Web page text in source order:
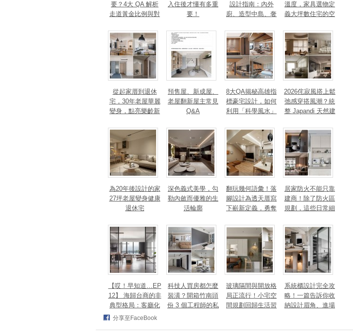
要？4大 QA 解析
走道黃金比例與對
入住後才懂有多重
要！
設計指南：內外
廚、造型中島、奢
讓廚房從空間配角
變主角！
溫度，家具選物定
義大坪數住宅的空
從起家厝到退休
宅，30年老屋華麗
變身，點亮樂齡新
法、英指標設計大
獎！
預售屋、新成屋、
老屋翻新屋主常見
Q&A
8大QA揭秘高雄指
標豪宅設計，如何
利用「科學風水」
量磁場？
2026侘寂風搭上鬆
弛感穿搭風潮？統
整 Japandi 天然建
有風靡全球的軟裝
家具推薦
為20年後設計的家
27坪老屋變身健康
退休宅
深色義式美學，勾
勒內斂而優雅的生
活輪廓
翻玩幾何語彙！落
腳設計為透天厝寫
下嶄新定義，勇奪
TAN 國際大獎
居家防火不能只靠
建商！除了防火區
規劃，這些日常細
【哎！早知道…EP
12】 海歸台商的非
典型格局：客廳化
身面海創作空間，
科技人買房都怎麼
裝潢？開箱竹南頭
份 3 個工程師的私
玻璃隔間與開放格
局正流行！小宅空
間規劃回歸生活習
系統櫃設計完全攻
略！一篇告訴你收
納設計眉角、進場
分享至FaceBook